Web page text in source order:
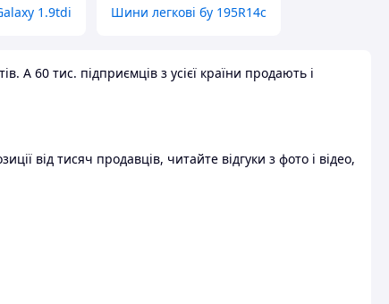
1.9tdi Шини легкові бу 195R14c
А 60 тис. підприємців з усієї країни продають і
від тисяч продавців, читайте відгуки з фото і відео,